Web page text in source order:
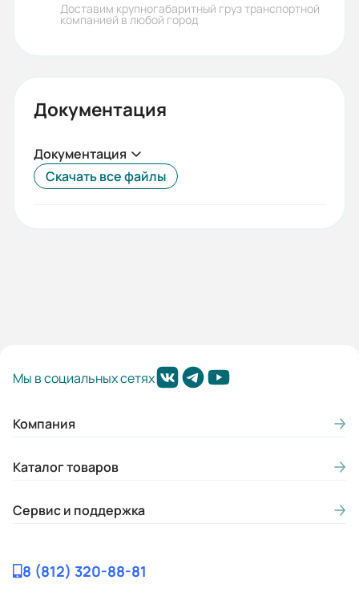
Доставим крупногабаритный груз транспортной
компанией в любой город
Документация
Документация
Скачать все файлы
Мы в социальных сетях
Компания
Каталог товаров
Сервис и поддержка
8 (812) 320-88-81